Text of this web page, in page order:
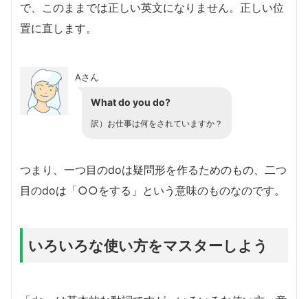
で、このままでは正しい英文になりません。正しい位
置に直します。
Aさん
What do you do?
訳）お仕事は何をされていますか？
つまり、一つ目のdoは疑問形を作るためのもの、二つ
目のdoは「○○をする」という意味のものなのです。
いろいろな使い方をマスターしよう